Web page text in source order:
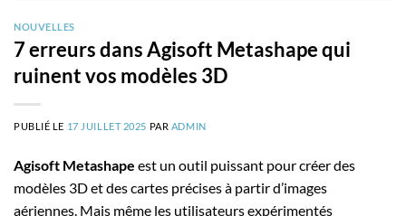
NOUVELLES
7 erreurs dans Agisoft Metashape qui
ruinent vos modèles 3D
PUBLIÉ LE 17 JUILLET 2025 PAR ADMIN
Agisoft Metashape est un outil puissant pour créer des
modèles 3D et des cartes précises à partir d’images
aériennes. Mais même les utilisateurs expérimentés